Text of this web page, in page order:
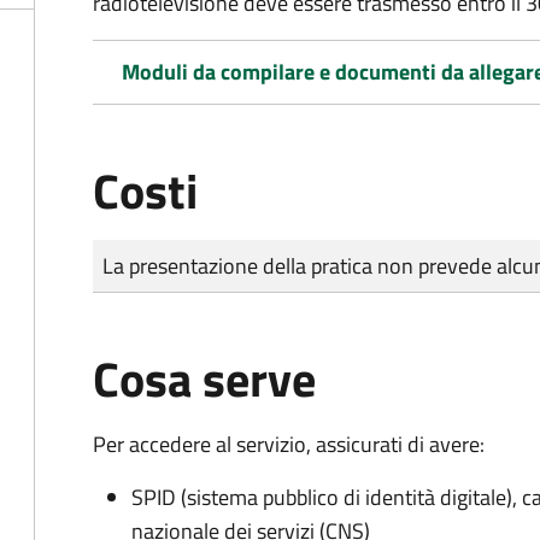
Moduli da compilare e documenti da
Costi
Tipo di pagamento
Importo
La presentazione della pratica non prevede
Cosa serve
Per accedere al servizio, assicurati di avere:
SPID (sistema pubblico di identità digitale),
nazionale dei servizi (CNS)